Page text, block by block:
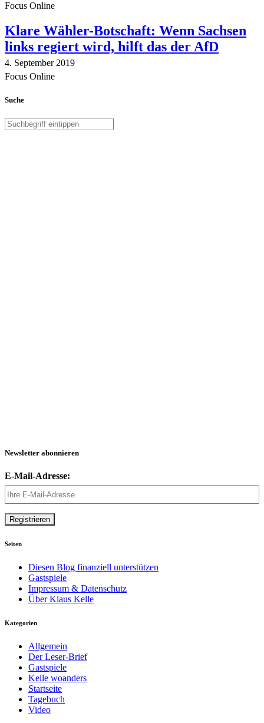
Focus Online
Klare Wähler-Botschaft: Wenn Sachsen
links regiert wird, hilft das der AfD
4. September 2019
Focus Online
Suche
Newsletter abonnieren
E-Mail-Adresse:
Seiten
Diesen Blog finanziell unterstützen
Gastspiele
Impressum & Datenschutz
Über Klaus Kelle
Kategorien
Allgemein
Der Leser-Brief
Gastspiele
Kelle woanders
Startseite
Tagebuch
Video